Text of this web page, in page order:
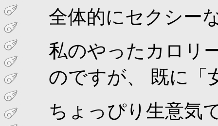
全体的にセクシー
私のやったカロリ
のですが、 既に「
ちょっぴり生意気